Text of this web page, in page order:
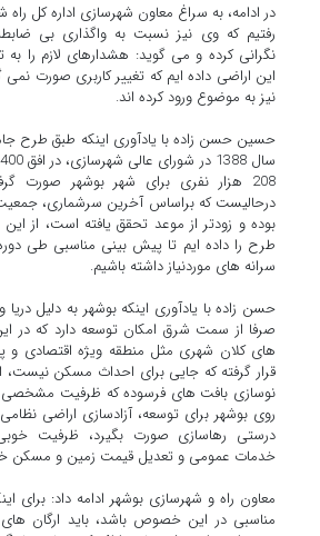
در ادامه، به سراغ معاون شهرسازی اداره کل
رفتیم که وی نیز نسبت به واگذاری بی
نگرانی کرده و می گوید: هشدارهای لازم را به
این اراضی داده ایم که تغییر کاربری صورت
نیز به موضوع ورود کرده اند.
حسین حسن زاده با یادآوری اینکه طبق طرح
208 هزار نفری برای شهر بوشهر صورت
بوده و زودتر از موعد تحقق یافته است، از
طرح را داده ایم تا پیش بینی مناسبی طی
سرانه های موردنیاز داشته باشیم.
حسن زاده با یادآوری اینکه بوشهر به دلیل دریا
صرفا از سمت شرق امکان توسعه دارد که در
های کلان شهری مثل منطقه ویژه اقتصادی و
قرار گرفته که جایی برای احداث مسکن نیست،
نوسازی بافت های فرسوده که ظرفیت مشخصی
روی بوشهر برای توسعه، آزادسازی اراضی
درستی رهاسازی صورت بگیرد، ظرفیت
خدمات عمومی و تعدیل قیمت زمین و مسکن
معاون راه و شهرسازی بوشهر ادامه داد: برای
مناسبی در این خصوص باشد، باید ارگان